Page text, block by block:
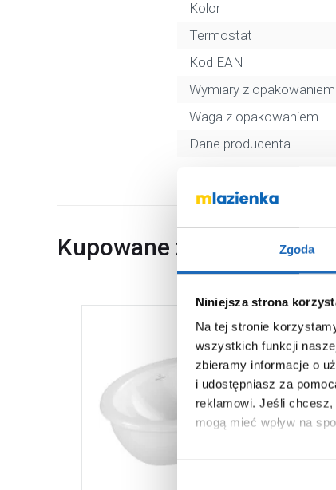
Zgoda
Niniejsza strona
Na tej stronie
wszystkich funkcji
zbieramy informacje o
i udostępniasz za
reklamowi. Jeśli chcesz,
mogą mieć wpływ na
Aby uzyskać więcej
Kolor
Termostat
Kod EAN
Wymiary z opakowaniem
Waga z opakowaniem
Dane producenta
Kupowane z